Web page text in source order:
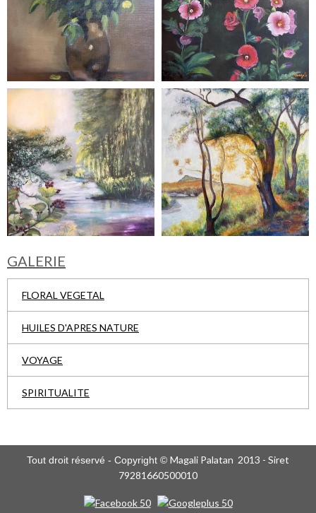
GALERIE
FLORAL VEGETAL
HUILES D'APRES NATURE
VOYAGE
SPIRITUALITE
Tout droit réservé - Copyright © Magali Palatan 2013 - Siret
79281660500010